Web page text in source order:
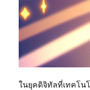
ในยุคดิจิทัลที่เทคโน